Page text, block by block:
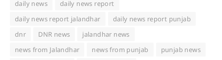
daily news
daily news report
daily news report jalandhar
daily news report punjab
dnr
DNR news
jalandhar news
news from Jalandhar
news from punjab
punjab news